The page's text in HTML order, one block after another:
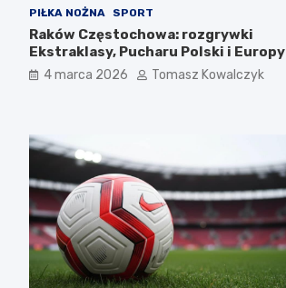
PIŁKA NOŻNA SPORT
Raków Częstochowa: rozgrywki
Ekstraklasy, Pucharu Polski i Europy
4 marca 2026 Tomasz Kowalczyk